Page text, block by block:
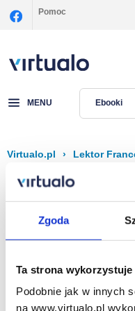
Zgoda
Ta strona
Podobnie jak w innych
na www.virtualo.pl
Pomoc
MENU Ebooki
Virtualo.pl › Lektor
Filtruj